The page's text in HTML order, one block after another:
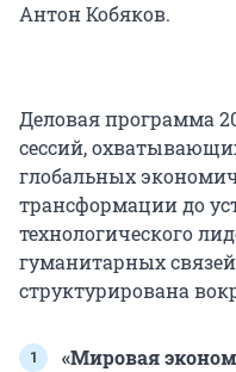
Антон Кобяков.
Деловая программа
сессий,
глобальных
трансформации до
технологического
гуманитарных
структурирована
«Мировая